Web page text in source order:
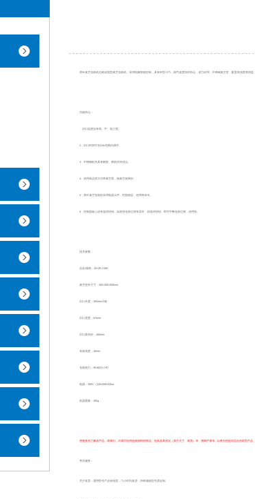
茶叶真空包装机也称桌面型真空包装机，采用电脑智能控制，具有外型小巧，抽气速度快的特点，省力好用，不锈钢真空室，配置高强度透明
功能特点：
．封口温度设有高、中、低三档。
2．封口时间可在0-8s范围内调节。
3．不锈钢机壳具有耐脏、耐刮伤等优点。
4．使用高品质大功率真空泵，抽真空效果好。
5．茶叶真空包装机采用电器元件，性能稳定，使用寿命长。
6．控制面板上设有急停按钮，如发现包装过程有异常，按急停按钮，即可中断包装过程，使用安。
技术参数：
品名/规格：ZH-ZKJ-260
真空室外尺寸：400×350×500mm
封口长度：260mm×2条
封口宽度：8-0mm
封口条间距：400mm
有效高度：40mm
包装能力：90-80次/小时
电源：380V（220v)50HZ2kw
机器重量：40kg
想更多的了解该产品，请我们，向我司说明包装物料的情况、包装器具情况（袋子尺寸、材质）等、预期产量等 , 以便为您提供适合的机型产品
售后服务：
关于发货：通用型号产品有现货，72小时内发货，特殊规格型号需定制。